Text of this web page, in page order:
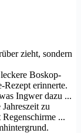
zieht, sondern
Boskop-
erinnerte.
Ingwer dazu ...
zu
...